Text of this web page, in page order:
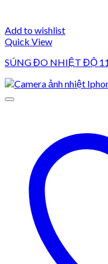
Add to wishlist
Quick View
SÚNG ĐO NHIỆT ĐỘ